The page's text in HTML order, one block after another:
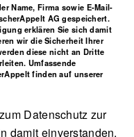
Name, Firma sowie E-Mail-
AG gespeichert.
erklären Sie sich damit
wir die Sicherheit Ihrer
diese nicht an Dritte
Umfassende
finden auf unserer
Datenschutz zur
damit einverstanden.